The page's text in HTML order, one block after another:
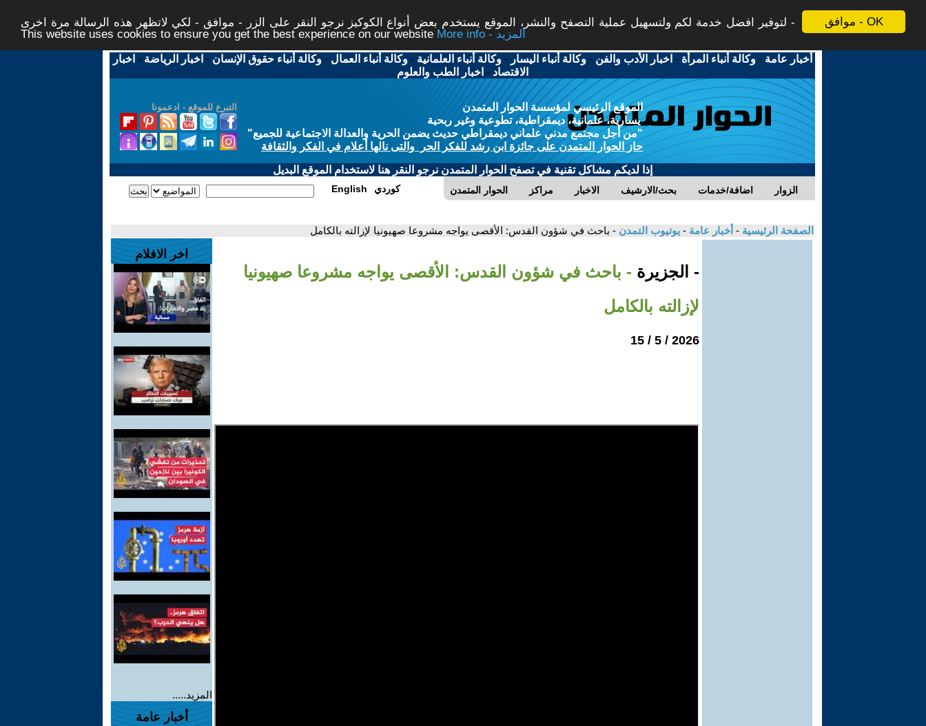
موافق - OK
لتوفير افضل خدمة لكم ولتسهيل عملية التصفح والنشر، الموقع يستخدم بعض أنواع الكوكيز نرجو النقر على الزر - موافق - لكي لاتظهر هذه الرسالة مرة اخرى -
This website uses cookies to ensure you get the best experience on our website
More info - المزيد
أخبار عامة -وكالة أنباء المرأة - اخبار الأدب والفن -وكالة أنباء اليسار -وكالة أنباء العلمانية -وكالة أنباء العمال -وكالة أنباء حقوق الإنسان - اخبار الرياضة - اخبار
الاقتصاد - اخبار الطب والعلوم
التبرع للموقع - ادعمونا
الموقع الرئيسي لمؤسسة الحوار المتمدن
يسارية، علمانية، ديمقراطية، تطوعية وغير ربحية
"من أجل مجتمع مدني علماني ديمقراطي حديث يضمن الحرية والعدالة الاجتماعية للجميع"
حاز الحوار المتمدن على جائزة ابن رشد للفكر الحر والتى نالها أعلام في الفكر والثقافة
إذا لديكم مشاكل تقنية في تصفح الحوار المتمدن نرجو النقر هنا لاستخدام الموقع البديل
الحوار المتمدن مراكز الاخبار بحث/الارشيف اضافة/خدمات الزوار English كوردي
الصفحة الرئيسية - أخبار عامة - يوتيوب التمدن - باحث في شؤون القدس: الأقصى يواجه مشروعا صهيونيا لإزالته بالكامل
- الجزيرة - باحث في شؤون القدس: الأقصى يواجه مشروعا صهيونيا
لإزالته بالكامل
2026 / 5 / 15
اخر الافلام
المزيد.....
أخبار عامة